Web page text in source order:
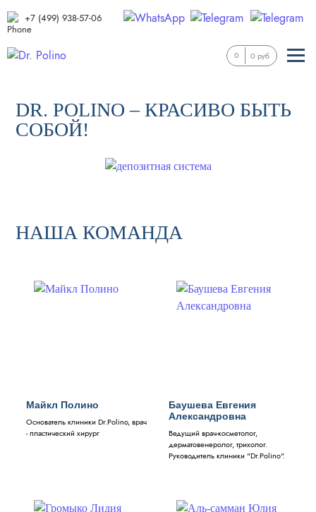
+7 (499) 938-57-06
0 0 руб
DR. POLINO – КРАСИВО БЫТЬ
СОБОЙ!
НАША КОМАНДА
Майкл Полино
Основатель клиники Dr.Polino, врач
- пластический хирург
Баушева Евгения
Александровна
Ведущий врач-косметолог,
дерматовенеролог, трихолог.
Руководитель клиники "Dr.Polino".